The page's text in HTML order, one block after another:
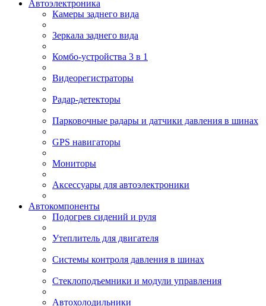
Автоэлектроника
Камеры заднего вида
Зеркала заднего вида
Комбо-устройства 3 в 1
Видеорегистраторы
Радар-детекторы
Парковочные радары и датчики давления в шинах
GPS навигаторы
Мониторы
Аксессуары для автоэлектроники
Автокомпоненты
Подогрев сидений и руля
Утеплитель для двигателя
Системы контроля давления в шинах
Стеклоподъемники и модули управления
Автохолодильники